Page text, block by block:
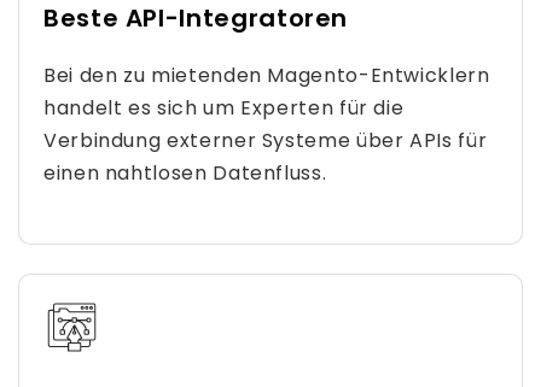
Beste API-Integratoren
Bei den zu mietenden Magento-Entwicklern
handelt es sich um Experten für die
Verbindung externer Systeme über APIs für
einen nahtlosen Datenfluss.